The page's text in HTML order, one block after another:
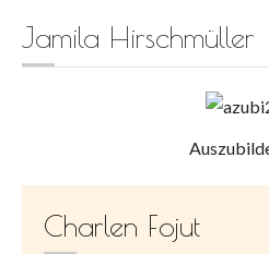
Jamila Hirschmüller
Charlen Fojut